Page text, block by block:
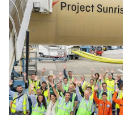
REPÜLÉS
ELLÁTÁSI LÁNC